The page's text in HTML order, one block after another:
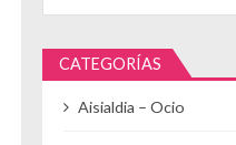
CATEGORÍAS
Aisialdia – Ocio